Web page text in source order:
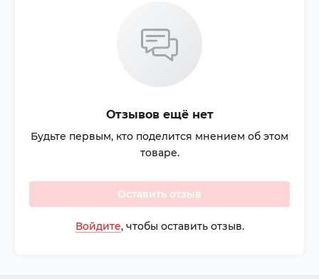
Отзывов ещё нет
Будьте первым, кто поделится мнением об этом
товаре.
Оставить отзыв
Войдите, чтобы оставить отзыв.